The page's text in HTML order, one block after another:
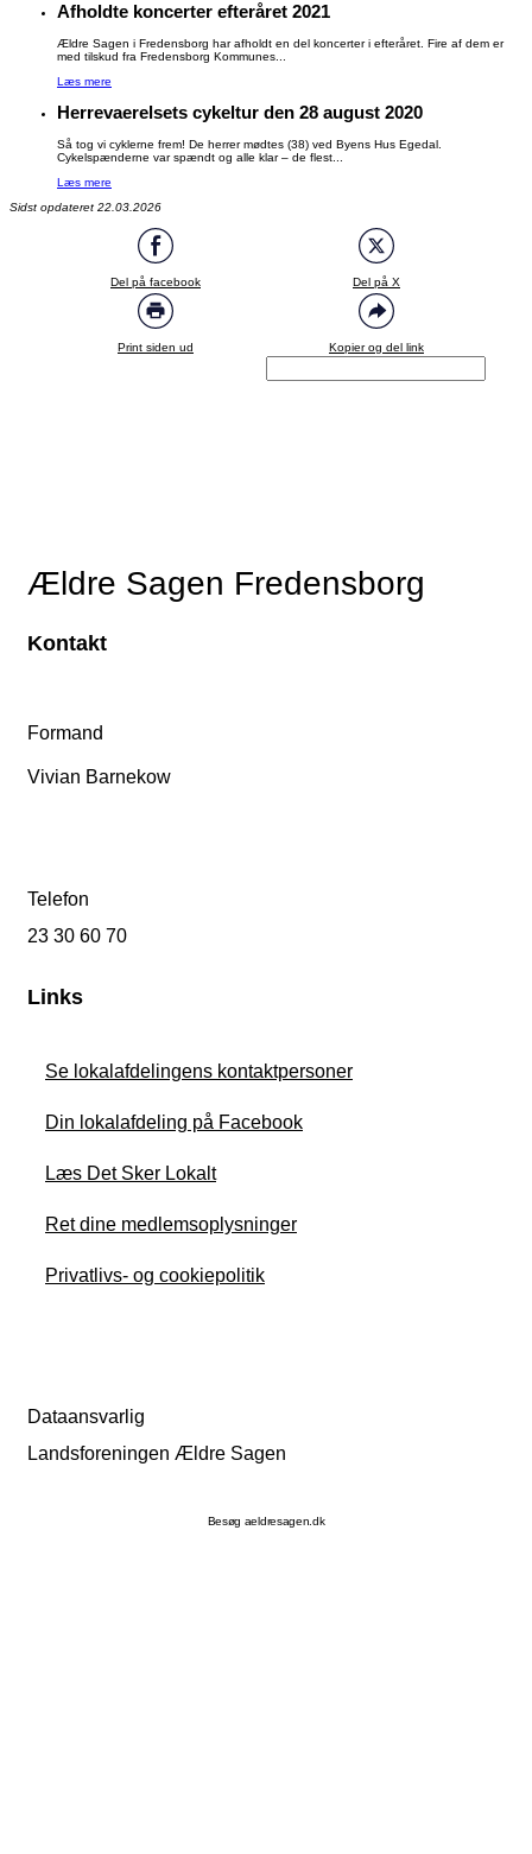
Afholdte koncerter efteråret 2021
Ældre Sagen i Fredensborg har afholdt en del koncerter i efteråret. Fire af dem er
med tilskud fra Fredensborg Kommunes...
Læs mere
Herrevaerelsets cykeltur den 28 august 2020
Så tog vi cyklerne frem! De herrer mødtes (38) ved Byens Hus Egedal.
Cykelspænderne var spændt og alle klar – de flest...
Læs mere
Sidst opdateret 22.03.2026
Del på facebook Del på X
Print siden ud Kopier og del link
Ældre Sagen Fredensborg
Kontakt
Formand
Vivian Barnekow
Telefon
23 30 60 70
Links
Se lokalafdelingens kontaktpersoner
Din lokalafdeling på Facebook
Læs Det Sker Lokalt
Ret dine medlemsoplysninger
Privatlivs- og cookiepolitik
Dataansvarlig
Landsforeningen Ældre Sagen
Besøg aeldresagen.dk